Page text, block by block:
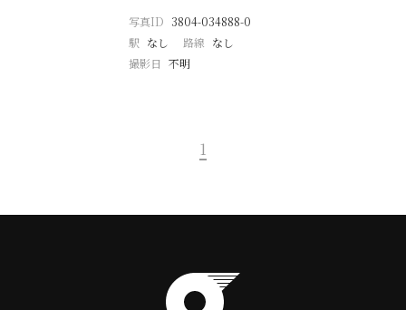
写真ID 3804-034888-0
駅 なし 路線 なし
撮影日
不明
1